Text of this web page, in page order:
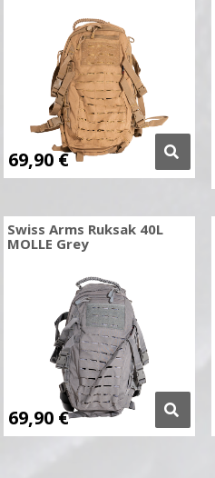
69,90 €
Swiss Arms Ruksak 40L
MOLLE Grey
69,90 €